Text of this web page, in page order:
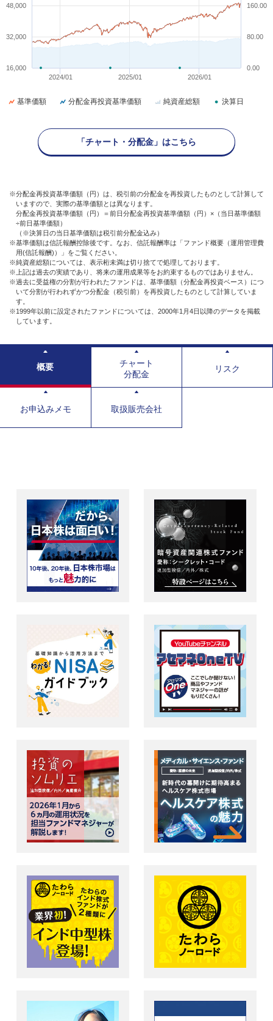
2024/01 2025/01 2026/01
16,000
32,000
48,000
0.00
80.00
160.00
基準価額 分配金再投資基準価額 純資産総額 決算日
「チャート・分配金」はこちら
※分配金再投資基準価額（円）は、税引前の分配金を再投資したものとして計算して
いますので、実際の基準価額とは異なります。
分配金再投資基準価額（円）＝前日分配金再投資基準価額（円）×（当日基準価額
÷前日基準価額）
（※決算日の当日基準価額は税引前分配金込み）
※基準価額は信託報酬控除後です。なお、信託報酬率は「ファンド概要（運用管理費
用(信託報酬)）」をご覧ください。
※純資産総額については、表示桁未満は切り捨てで処理しております。
※上記は過去の実績であり、将来の運用成果等をお約束するものではありません。
※過去に受益権の分割が行われたファンドは、基準価額（分配金再投資ベース）につ
いて分割が行われずかつ分配金（税引前）を再投資したものとして計算していま
す。
※1999年以前に設定されたファンドについては、2000年1月4日以降のデータを掲載
しています。
概要
チャート
分配金
リスク
お申込みメモ 取扱販売会社